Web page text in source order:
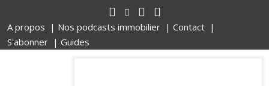
A propos | Nos podcasts immobilier | Contact |
S'abonner | Guides